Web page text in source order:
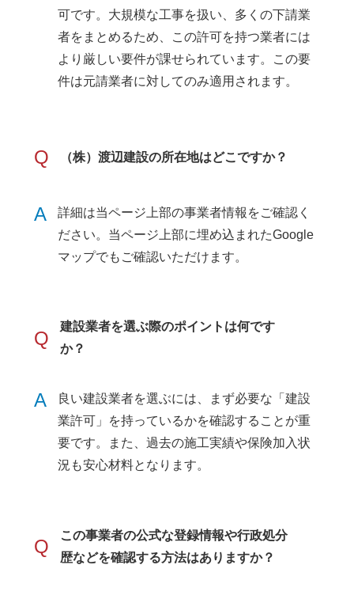
可です。大規模な工事を扱い、多くの下請業
者をまとめるため、この許可を持つ業者には
より厳しい要件が課せられています。この要
件は元請業者に対してのみ適用されます。
Q （株）渡辺建設の所在地はどこですか？
A
詳細は当ページ上部の事業者情報をご確認く
ださい。当ページ上部に埋め込まれたGoogle
マップでもご確認いただけます。
Q
建設業者を選ぶ際のポイントは何です
か？
A
良い建設業者を選ぶには、まず必要な「建設
業許可」を持っているかを確認することが重
要です。また、過去の施工実績や保険加入状
況も安心材料となります。
Q
この事業者の公式な登録情報や行政処分
歴などを確認する方法はありますか？